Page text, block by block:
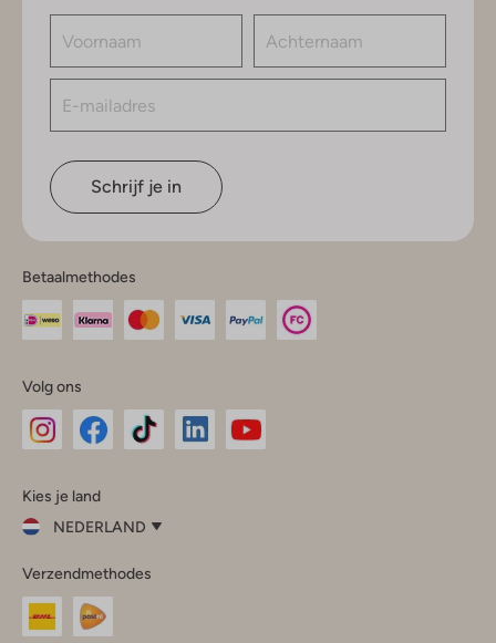
Schrijf je in
Betaalmethodes
Volg ons
InstagramFacebook
Kies je land
NEDERLAND
je
land
Nederland
Verzendmethodes